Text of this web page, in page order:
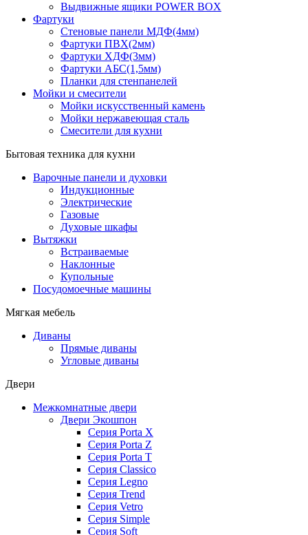
Выдвижные ящики POWER BOX
Фартуки
Стеновые панели МДФ(4мм)
Фартуки ПВХ(2мм)
Фартуки ХДФ(3мм)
Фартуки АБС(1,5мм)
Планки для стенпанелей
Мойки и смесители
Мойки искусственный камень
Мойки нержавеющая сталь
Смесители для кухни
Бытовая техника для кухни
Варочные панели и духовки
Индукционные
Электрические
Газовые
Духовые шкафы
Вытяжки
Встраиваемые
Наклонные
Купольные
Посудомоечные машины
Мягкая мебель
Диваны
Прямые диваны
Угловые диваны
Двери
Межкомнатные двери
Двери Экошпон
Серия Porta X
Серия Porta Z
Серия Porta T
Серия Classico
Серия Legno
Серия Trend
Серия Vetro
Серия Simple
Серия Soft